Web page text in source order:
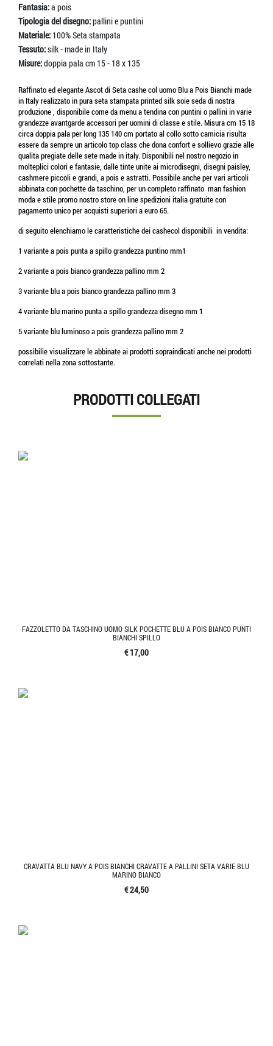
Fantasia:a pois
Tipologia del disegno:pallini e puntini
Materiale: 100% Seta stampata
Tessuto:silk - made in Italy
Misure:doppia pala cm 15 - 18 x 135
Raffinato ed elegante Ascot di Seta cashe col uomo Blu a Pois Bianchi made
in Italy realizzato in pura seta stampata printed silk soie seda di nostra
produzione , disponibile come da menu a tendina con puntini o pallini in varie
grandezze avantgarde accessori per uomini di classe e stile. Misura cm 15 18
circa doppia pala per long 135 140 cm portato al collo sotto camicia risulta
essere da sempre un articolo top class che dona confort e sollievo grazie alle
qualita pregiate delle sete made in italy. Disponibili nel nostro negozio in
molteplici colori e fantasie, dalle tinte unite ai microdisegni, disegni paisley,
cashmere piccoli e grandi, a pois e astratti. Possibile anche per vari articoli
abbinata con pochette da taschino, per un completo raffinato man fashion
moda e stile promo nostro store on line spedizioni italia gratuite con
pagamento unico per acquisti superiori a euro 65.
di seguito elenchiamo le caratteristiche dei cashecol disponibili in vendita:
1 variante a pois punta a spillo grandezza puntino mm1
2 variante a pois bianco grandezza pallino mm 2
3 variante blu a pois bianco grandezza pallino mm 3
4 variante blu marino punta a spillo grandezza disegno mm 1
5 variante blu luminoso a pois grandezza pallino mm 2
possibilie visualizzare le abbinate ai prodotti sopraindicati anche nei prodotti
correlati nella zona sottostante.
PRODOTTI COLLEGATI
FAZZOLETTO DA TASCHINO UOMO SILK POCHETTE BLU A POIS BIANCO PUNTI
BIANCHI SPILLO
€ 17,00
CRAVATTA BLU NAVY A POIS BIANCHI CRAVATTE A PALLINI SETA VARIE BLU
MARINO BIANCO
€ 24,50